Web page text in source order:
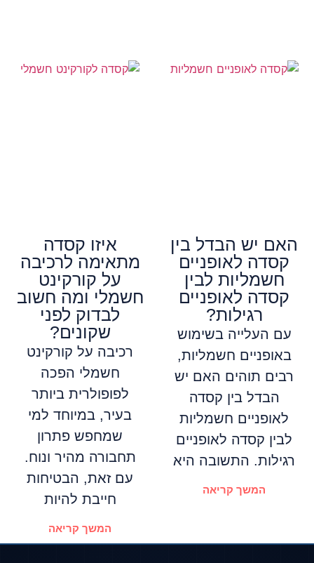
האם יש הבדל בין
קסדה לאופניים
חשמליות לבין
קסדה לאופניים
רגילות?
עם העלייה בשימוש
באופניים חשמליות,
רבים תוהים האם יש
הבדל בין קסדה
לאופניים חשמליות
לבין קסדה לאופניים
רגילות. התשובה היא
המשך קריאה
איזו קסדה
מתאימה לרכיבה
על קורקינט
חשמלי ומה חשוב
לבדוק לפני
שקונים?
רכיבה על קורקינט
חשמלי הפכה
לפופולרית ביותר
בעיר, במיוחד למי
שמחפש פתרון
תחבורה מהיר ונוח.
עם זאת, הבטיחות
חייבת להיות
המשך קריאה